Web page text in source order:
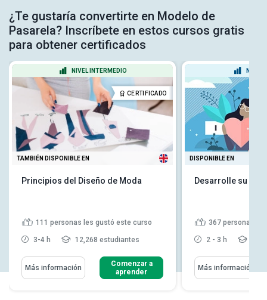
¿Te gustaría convertirte en Modelo de
Pasarela? Inscríbete en estos cursos gratis
para obtener certificados
NIVEL INTERMEDIO
CERTIFICADO
TAMBIÉN DISPONIBLE EN
Principios del Diseño de Moda
111 personas les gustó este curso
3-4 h 12,268 estudiantes
Más información
Comenzar a
aprender
NIVEL
DISPONIBLE EN
Desarrolle su
367 personas
2 - 3 h
Más información